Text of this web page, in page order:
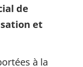
de
et
à la